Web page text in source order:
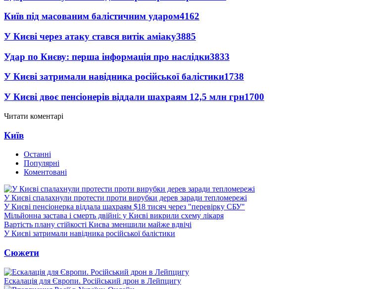
Київ під масованим балістичним ударом4162
У Києві через атаку стався витік аміаку3885
Удар по Києву: перша інформація про наслідки3833
У Києві затримали навідника російської балістики1738
У Києві двоє пенсіонерів віддали шахраям 12,5 млн грн1700
Читати коментарі
Київ
Останні
Популярні
Коментовані
У Києві спалахнули протести проти вирубки дерев заради тепломережі
У Києві пенсіонерка віддала шахраям $18 тисяч через "перевірку СБУ"
Мільйонна застава і смерть двійні: у Києві викрили схему лікаря
Вартість плану стійкості Києва зменшили майже вдвічі
У Києві затримали навідника російської балістики
Сюжети
Ескалація для Європи. Російський дрон в Лейпцигу